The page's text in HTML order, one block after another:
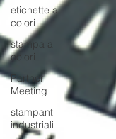
etichette a
colori
stampa a
colori
Partner
Meeting
stampanti
industriali